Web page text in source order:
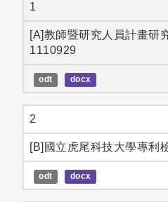
1
[A]教師暨研究人員計畫研
1110929
odt docx
2
[B]國立虎尾科技大學專利
odt docx